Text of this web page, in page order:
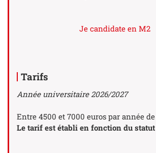
Je candidate en M2
Tarifs
Année universitaire 2026/2027
Entre 4500 et 7000 euros par année
Le tarif est établi en fonction du statut